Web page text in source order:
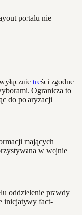
portalu nie
treści zgodne
Ogranicza to
do polaryzacji
mających
w wojnie
oddzielenie prawdy
inicjatywy fact-